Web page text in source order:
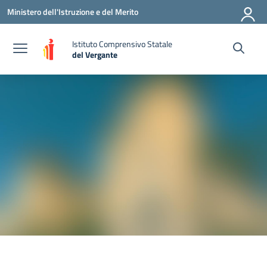
Vai ai contenuti
Vai al menu di navigazione
Vai al footer
Ministero dell'Istruzione e del Merito
Istituto Comprensivo Statale
del Vergante
— Visita la pagina iniziale della scuola